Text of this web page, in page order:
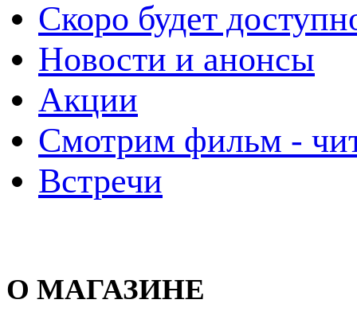
Скоро будет
Новости и анонсы
Акции
Смотрим фильм -
Встречи
О МАГАЗИНЕ